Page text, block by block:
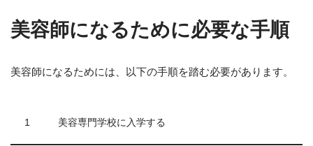
美容師になるために必要な手順
美容師になるためには、以下の手順を踏む必要があります。
1 美容専門学校に入学する